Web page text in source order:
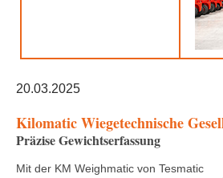
20.03.2025
Kilomatic Wiegetechnische
Präzise Gewichtserfassung
Mit der KM Weighmatic von Tesmatic